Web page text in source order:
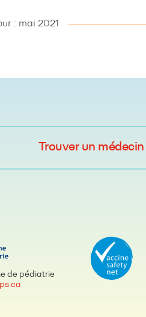
: mai 2021
Trouver un médecin
de pédiatrie